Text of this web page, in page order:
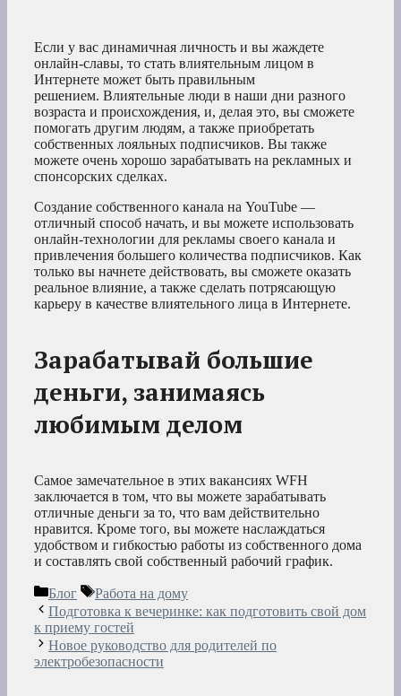
Если у вас динамичная личность и вы жаждете
онлайн-славы, то стать влиятельным лицом в
Интернете может быть правильным
решением. Влиятельные люди в наши дни разного
возраста и происхождения, и, делая это, вы сможете
помогать другим людям, а также приобретать
собственных лояльных подписчиков. Вы также
можете очень хорошо зарабатывать на рекламных и
спонсорских сделках.
Создание собственного канала на YouTube —
отличный способ начать, и вы можете использовать
онлайн-технологии для рекламы своего канала и
привлечения большего количества подписчиков. Как
только вы начнете действовать, вы сможете оказать
реальное влияние, а также сделать потрясающую
карьеру в качестве влиятельного лица в Интернете.
Зарабатывай большие
деньги, занимаясь
любимым делом
Самое замечательное в этих вакансиях WFH
заключается в том, что вы можете зарабатывать
отличные деньги за то, что вам действительно
нравится. Кроме того, вы можете наслаждаться
удобством и гибкостью работы из собственного дома
и составлять свой собственный рабочий график.
Рубрики
Блог Метки
Работа на дому
Подготовка к вечеринке: как подготовить свой дом
к приему гостей
Новое руководство для родителей по
электробезопасности